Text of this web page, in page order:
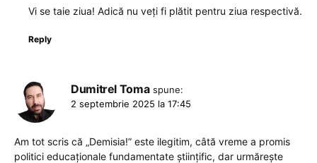
Vi se taie ziua! Adică nu veți fi plătit pentru ziua respectivă.
Reply
Dumitrel Toma spune:
2 septembrie 2025 la 17:45
Am tot scris că „Demisia!” este ilegitim, câtă vreme a promis
politici educaționale fundamentate științific, dar urmărește